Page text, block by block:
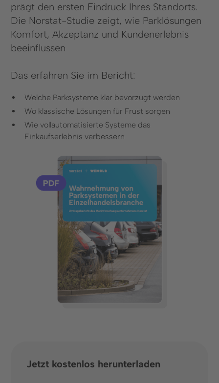
prägt den ersten Eindruck Ihres Standorts.
Die Norstat-Studie zeigt, wie Parklösungen
Komfort, Akzeptanz und Kundenerlebnis
beeinflussen
Das erfahren Sie im Bericht:
Welche Parksysteme klar bevorzugt werden
Wo klassische Lösungen für Frust sorgen
Wie vollautomatisierte Systeme das
Einkaufserlebnis verbessern
Jetzt kostenlos herunterladen